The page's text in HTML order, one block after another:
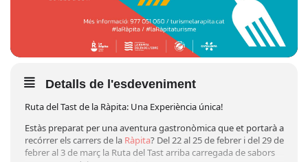
Detalls de l'esdeveniment
Ruta del Tast de la Ràpita: Una Experiència única!
Estàs preparat per una aventura gastronòmica que et portarà a
recórrer els carrers de la Ràpita? Del 22 al 25 de febrer i del 29 de
febrer al 3 de març la Ruta del Tast arriba carregada de sabors